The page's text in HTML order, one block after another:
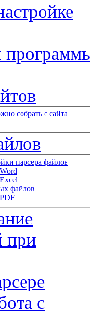
собрать с сайта
парсера файлов
файлов
при
с